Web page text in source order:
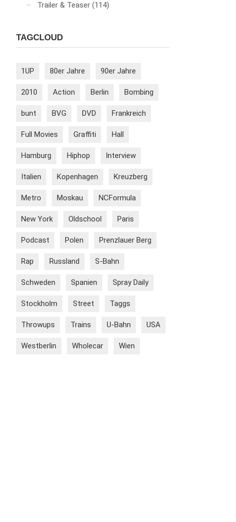
Trailer & Teaser (114)
TAGCLOUD
1UP 80er Jahre 90er Jahre
2010 Action Berlin Bombing
bunt BVG DVD Frankreich
Full Movies Graffiti Hall
Hamburg Hiphop Interview
Italien Kopenhagen Kreuzberg
Metro Moskau NCFormula
New York Oldschool Paris
Podcast Polen Prenzlauer Berg
Rap Russland S-Bahn
Schweden Spanien Spray Daily
Stockholm Street Taggs
Throwups Trains U-Bahn USA
Westberlin Wholecar Wien